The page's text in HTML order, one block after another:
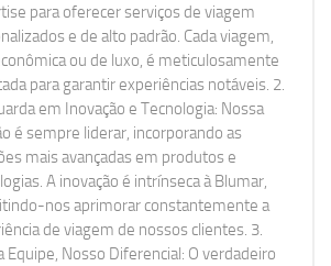
para oferecer serviços de viagem
e de alto padrão. Cada viagem,
ou de luxo, é meticulosamente
para garantir experiências notáveis. 2.
em Inovação e Tecnologia: Nossa
é sempre liderar, incorporando as
mais avançadas em produtos e
A inovação é intrínseca à Blumar,
nos aprimorar constantemente a
de viagem de nossos clientes. 3.
Equipe, Nosso Diferencial: O verdadeiro